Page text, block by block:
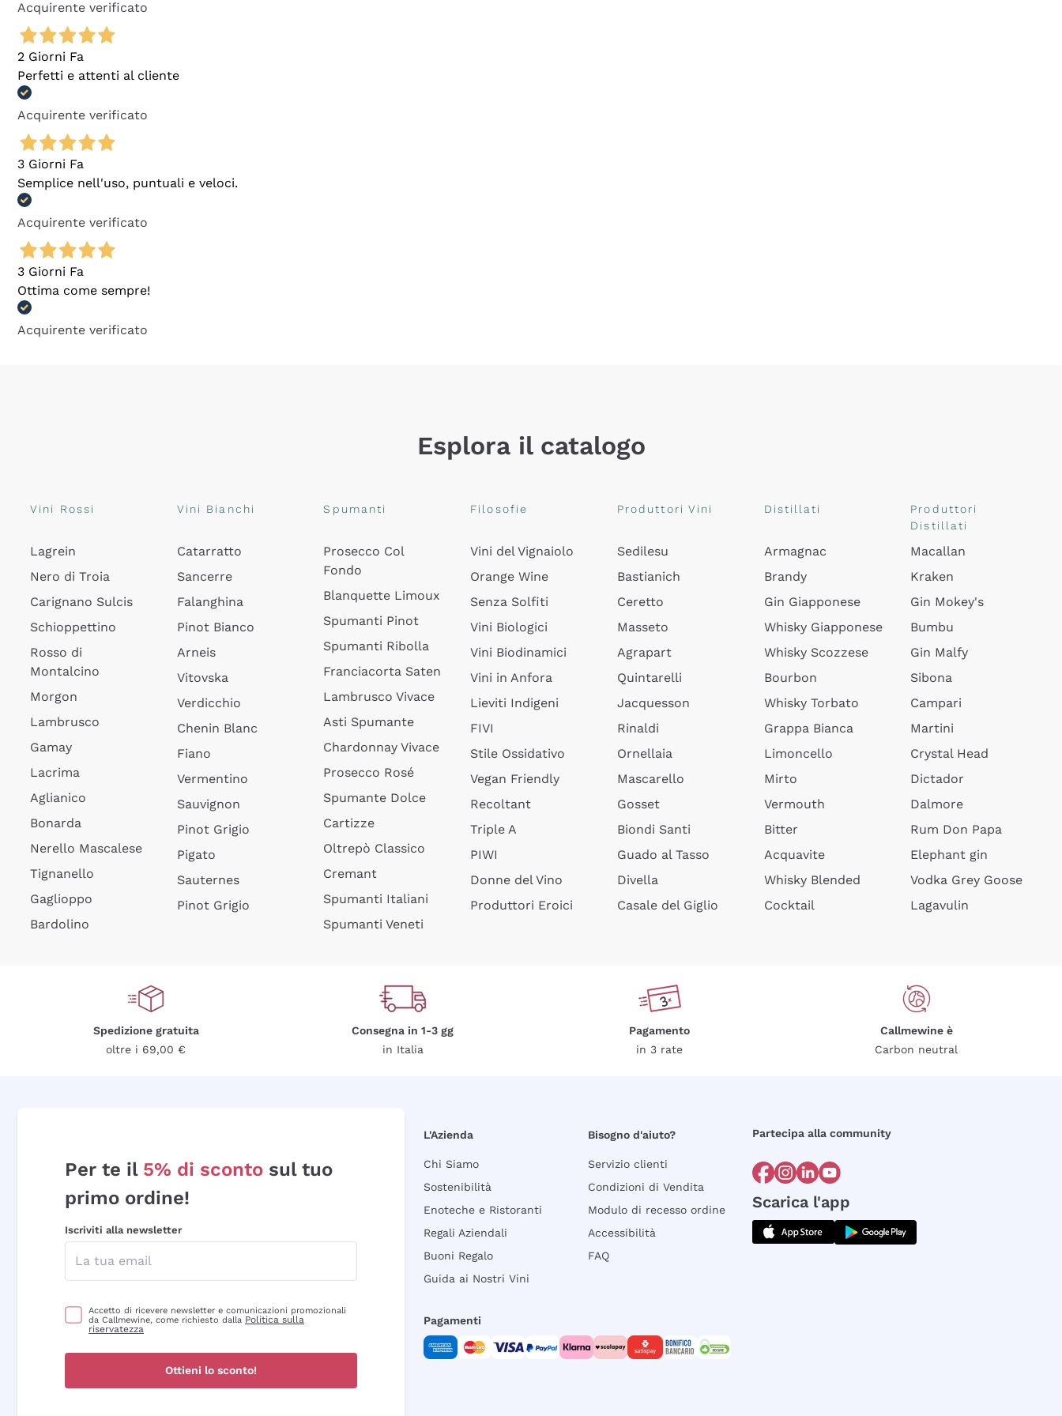
Acquirente verificato
2 Giorni Fa
Perfetti e attenti al cliente
Acquirente verificato
3 Giorni Fa
Semplice nell'uso, puntuali e veloci.
Acquirente verificato
3 Giorni Fa
Ottima come sempre!
Acquirente verificato
Esplora il catalogo
Vini Rossi
Lagrein
Nero di Troia
Carignano Sulcis
Schioppettino
Rosso di
Montalcino
Morgon
Lambrusco
Gamay
Lacrima
Aglianico
Bonarda
Nerello Mascalese
Tignanello
Gaglioppo
Bardolino
Vini Bianchi
Catarratto
Sancerre
Falanghina
Pinot Bianco
Arneis
Vitovska
Verdicchio
Chenin Blanc
Fiano
Vermentino
Sauvignon
Pinot Grigio
Pigato
Sauternes
Pinot Grigio
Spumanti
Prosecco Col
Fondo
Blanquette Limoux
Spumanti Pinot
Spumanti Ribolla
Franciacorta Saten
Lambrusco Vivace
Asti Spumante
Chardonnay Vivace
Prosecco Rosé
Spumante Dolce
Cartizze
Oltrepò Classico
Cremant
Spumanti Italiani
Spumanti Veneti
Filosofie
Vini del Vignaiolo
Orange Wine
Senza Solfiti
Vini Biologici
Vini Biodinamici
Vini in Anfora
Lieviti Indigeni
FIVI
Stile Ossidativo
Vegan Friendly
Recoltant
Triple A
PIWI
Donne del Vino
Produttori Eroici
Produttori Vini
Sedilesu
Bastianich
Ceretto
Masseto
Agrapart
Quintarelli
Jacquesson
Rinaldi
Ornellaia
Mascarello
Gosset
Biondi Santi
Guado al Tasso
Divella
Casale del Giglio
Distillati
Armagnac
Brandy
Gin Giapponese
Whisky Giapponese
Whisky Scozzese
Bourbon
Whisky Torbato
Grappa Bianca
Limoncello
Mirto
Vermouth
Bitter
Acquavite
Whisky Blended
Cocktail
Produttori
Distillati
Macallan
Kraken
Gin Mokey's
Bumbu
Gin Malfy
Sibona
Campari
Martini
Crystal Head
Dictador
Dalmore
Rum Don Papa
Elephant gin
Vodka Grey Goose
Lagavulin
Spedizione gratuita
oltre i 69,00 €
Consegna in 1-3 gg
in Italia
Pagamento
in 3 rate
Callmewine è
Carbon neutral
Per te il 5% di sconto sul tuo
primo ordine!
Iscriviti alla newsletter
Accetto di ricevere newsletter e comunicazioni promozionali
da Callmewine, come richiesto dalla Politica sulla
riservatezza
Ottieni lo sconto!
L'Azienda
Chi Siamo
Sostenibilità
Enoteche e Ristoranti
Regali Aziendali
Buoni Regalo
Guida ai Nostri Vini
Bisogno d'aiuto?
Servizio clienti
Condizioni di Vendita
Modulo di recesso ordine
Accessibilità
FAQ
Partecipa alla community
Scarica l'app
Pagamenti